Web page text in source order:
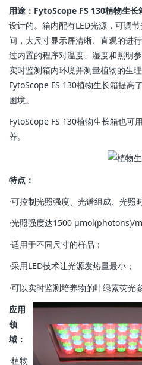
用途：FytoScope FS 130植物生长
设计的。箱内配有LED光源，可调
间，大尺寸显示屏清晰、直观的进
过内置的程序对温度、湿度和照明
实时监测箱内环境并测量植物的生
FytoScope FS 130植物生长箱提高
困境。
FytoScope FS 130植物生长箱也可
养。
特点：
·可控制光照强度、光谱组成、光照
·光照强度达1500 µmol(photons)/
·适用于不同尺寸的样品；
·采用LED技术让光源发热量最小；
·可以实时监测培养物的叶绿素荧光
应用
领
域：
·植物